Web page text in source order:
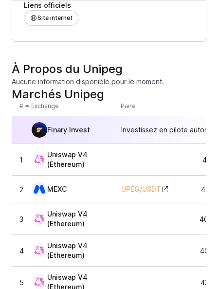
Liens officiels
Site internet
À Propos du Unipeg
Aucune information disponible pour le moment.
Marchés Unipeg
# Exchange Paire
Finary Invest Investissez en pilote
1
Uniswap V4
(Ethereum)
2 MEXC UPEG/USDT
3
Uniswap V4
(Ethereum)
4
Uniswap V4
(Ethereum)
5
Uniswap V4
(Ethereum)